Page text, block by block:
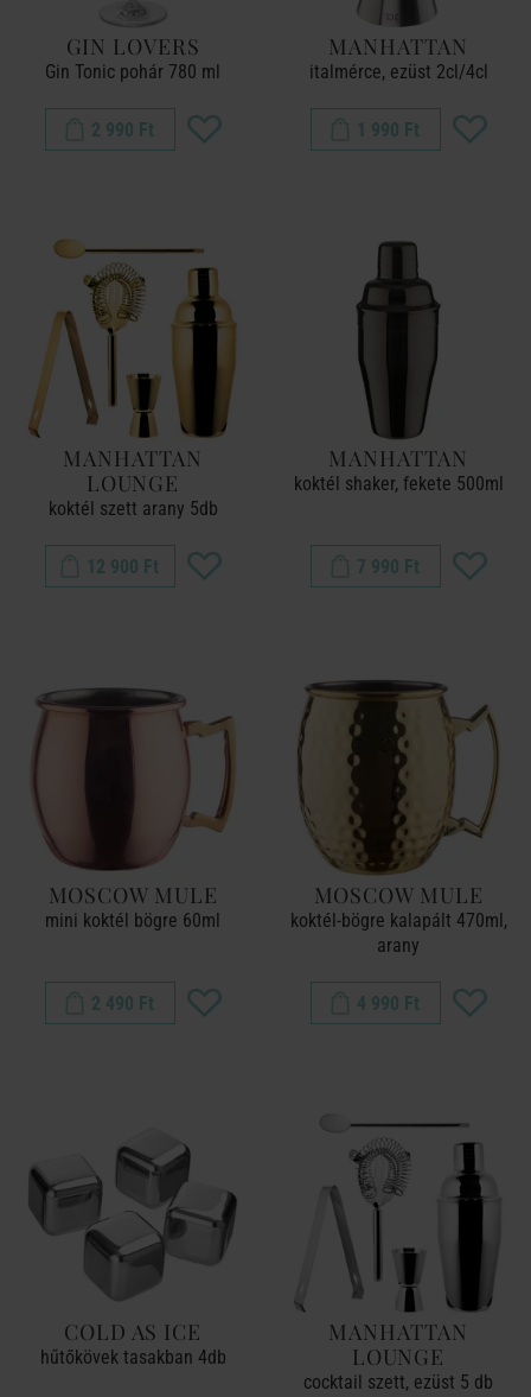
GIN LOVERS
Gin Tonic pohár 780 ml
2 990 Ft
MANHATTAN
italmérce, ezüst 2cl/4cl
1 990 Ft
MANHATTAN
LOUNGE
koktél szett arany 5db
12 900 Ft
MANHATTAN
koktél shaker, fekete 500ml
7 990 Ft
MOSCOW MULE
mini koktél bögre 60ml
2 490 Ft
MOSCOW MULE
koktél-bögre kalapált 470ml,
arany
4 990 Ft
COLD AS ICE
hűtőkövek tasakban 4db
MANHATTAN
LOUNGE
cocktail szett, ezüst 5 db